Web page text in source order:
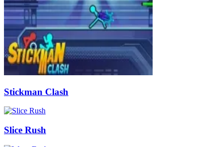
Stickman Clash
Slice Rush